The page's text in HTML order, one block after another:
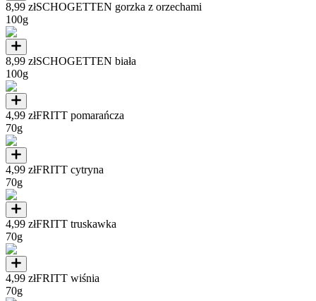
8,99 złSCHOGETTEN gorzka z orzechami
100g
8,99 złSCHOGETTEN biała
100g
4,99 złFRITT pomarańcza
70g
4,99 złFRITT cytryna
70g
4,99 złFRITT truskawka
70g
4,99 złFRITT wiśnia
70g